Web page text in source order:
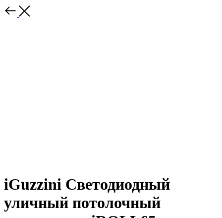
iGuzzini Светодиодный
уличный потолочный